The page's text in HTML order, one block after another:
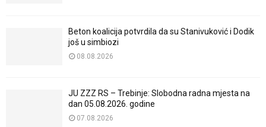
Beton koalicija potvrdila da su Stanivuković i Dodik
još u simbiozi
08.08.2026
JU ZZZ RS – Trebinje: Slobodna radna mjesta na
dan 05.08.2026. godine
07.08.2026